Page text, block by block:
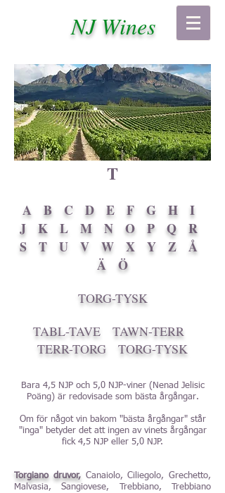
NJ Wines
T
A B C D E F G H
I
J
K L M N O P Q
R
S
T U V W X Y Z
Å
Ä
Ö
TORG-TYSK
TABL-TAVE
TAWN-TERR
TERR-TORG
TORG-TYSK
Bara 4,5 NJP och 5,0 NJP-viner (Nenad Jelisic
Poäng) är redovisade som bästa årgångar.
Om för något vin bakom "bästa årgångar" står
"inga" betyder det att ingen av vinets årgångar
fick 4,5 NJP eller 5,0 NJP.
Torgiano druvor, Canaiolo, Ciliegolo, Grechetto,
Malvasia, Sangiovese, Trebbiano, Trebbiano